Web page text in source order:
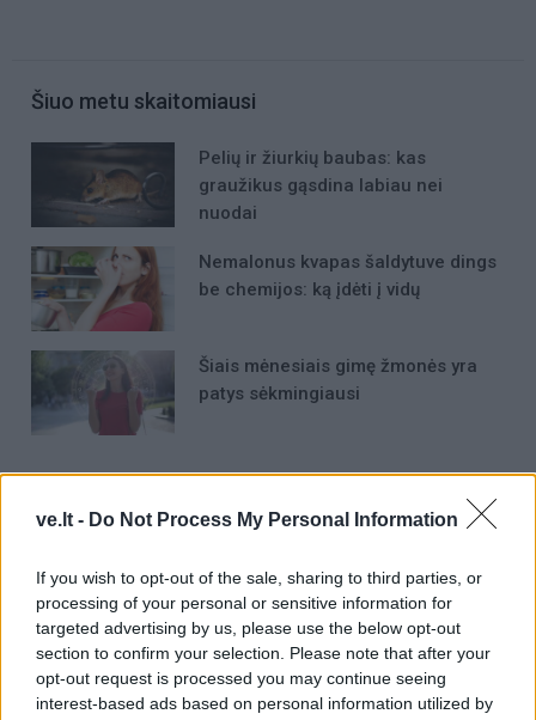
ve.lt - Do Not Process My Personal Information
If you wish to opt-out of the sale, sharing to third parties, or
processing of your personal or sensitive information for
targeted advertising by us, please use the below opt-out
section to confirm your selection. Please note that after your
opt-out request is processed you may continue seeing
interest-based ads based on personal information utilized by
Šiuo metu skaitomiausi
Pelių ir žiurkių baubas: kas
graužikus gąsdina labiau nei
nuodai
Nemalonus kvapas šaldytuve dings
be chemijos: ką įdėti į vidų
Šiais mėnesiais gimę žmonės yra
patys sėkmingiausi
Raktažodžiai vasara orai
Komentarai